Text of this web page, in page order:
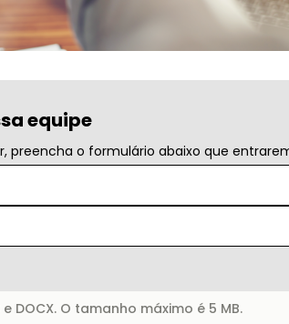
equipe
preencha o formulário abaixo que
DOCX. O tamanho máximo é 5 MB.